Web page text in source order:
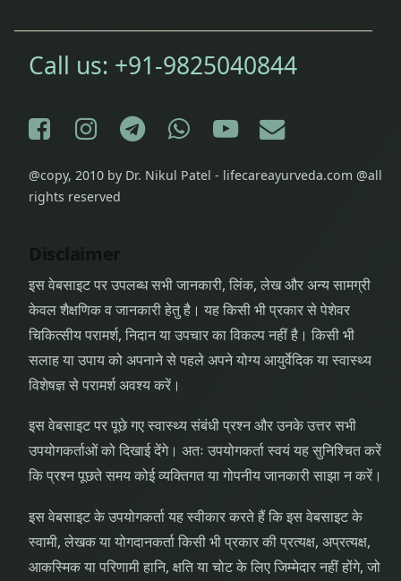
Call us: +91-9825040844
Facebook
Instagram
Telegram
WhatsApp
YouTube
E-mail
@copy, 2010 by Dr. Nikul Patel - lifecareayurveda.com @all
rights reserved
Disclaimer
इस वेबसाइट पर उपलब्ध सभी जानकारी, लिंक, लेख और अन्य सामग्री
केवल शैक्षणिक व जानकारी हेतु है। यह किसी भी प्रकार से पेशेवर
चिकित्सीय परामर्श, निदान या उपचार का विकल्प नहीं है। किसी भी
सलाह या उपाय को अपनाने से पहले अपने योग्य आयुर्वेदिक या स्वास्थ्य
विशेषज्ञ से परामर्श अवश्य करें।
इस वेबसाइट पर पूछे गए स्वास्थ्य संबंधी प्रश्न और उनके उत्तर सभी
उपयोगकर्ताओं को दिखाई देंगे। अतः उपयोगकर्ता स्वयं यह सुनिश्चित करें
कि प्रश्न पूछते समय कोई व्यक्तिगत या गोपनीय जानकारी साझा न करें।
इस वेबसाइट के उपयोगकर्ता यह स्वीकार करते हैं कि इस वेबसाइट के
स्वामी, लेखक या योगदानकर्ता किसी भी प्रकार की प्रत्यक्ष, अप्रत्यक्ष,
आकस्मिक या परिणामी हानि, क्षति या चोट के लिए जिम्मेदार नहीं होंगे, जो